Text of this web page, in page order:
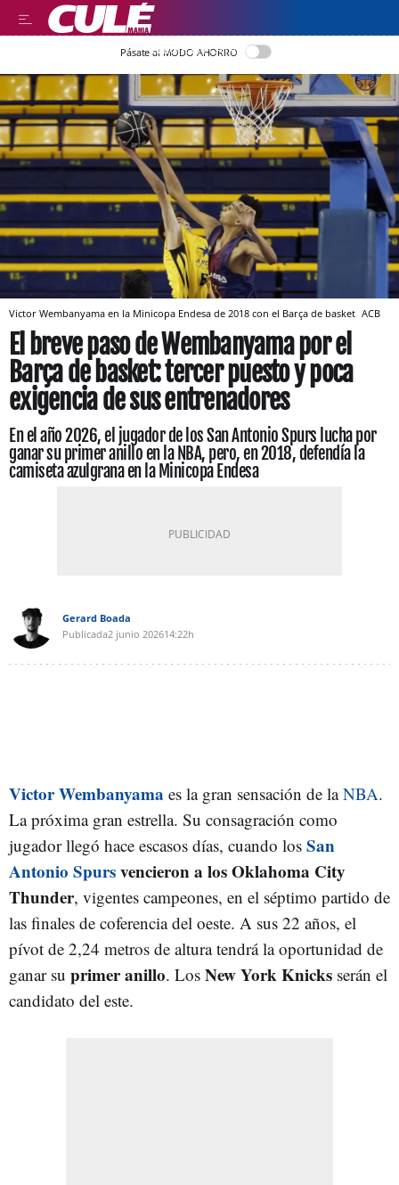
LLEGIR EN CATALÀ
Pásate al MODO AHORRO
Victor Wembanyama en la Minicopa Endesa de 2018 con el Barça de basket ACB
El breve paso de Wembanyama por el
Barça de basket: tercer puesto y poca
exigencia de sus entrenadores
En el año 2026, el jugador de los San Antonio Spurs lucha por
ganar su primer anillo en la NBA, pero, en 2018, defendía la
camiseta azulgrana en la Minicopa Endesa
Gerard Boada
Publicada2 junio 202614:22h
Victor Wembanyama es la gran sensación de laNBA.
La próxima gran estrella. Su consagración como
jugador llegó hace escasos días, cuando los San
Antonio Spursvencieron a los Oklahoma City
Thunder, vigentes campeones, en el séptimo partido de
las finales de coferencia del oeste. A sus 22 años, el
pívot de 2,24 metros de altura tendrá la oportunidad de
ganar su primer anillo. Los New York Knicks serán el
candidato del este.